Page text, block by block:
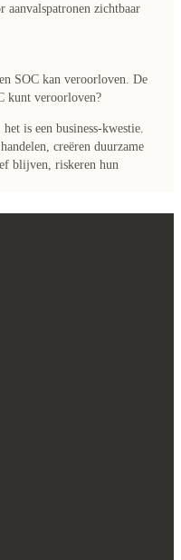
aanvalspatronen zichtbaar
SOC kan veroorloven. De
kunt veroorloven?
is een business-kwestie.
creëren duurzame
blijven, riskeren hun